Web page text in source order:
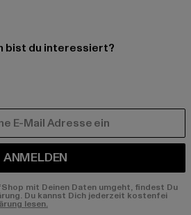
bist du interessiert?
ANMELDEN
mit Deinen Daten umgeht, findest Du
Du kannst Dich jederzeit kostenfei
lesen.